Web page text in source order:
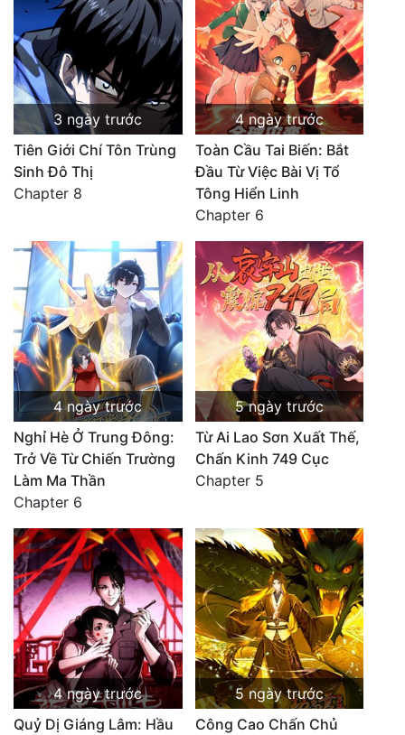
3 ngày trước
Tiên Giới Chí Tôn Trùng
Sinh Đô Thị
Chapter 8
4 ngày trước
Toàn Cầu Tai Biến: Bắt
Đầu Từ Việc Bài Vị Tổ
Tông Hiển Linh
Chapter 6
4 ngày trước
Nghỉ Hè Ở Trung Đông:
Trở Về Từ Chiến Trường
Làm Ma Thần
Chapter 6
5 ngày trước
Từ Ai Lao Sơn Xuất Thế,
Chấn Kinh 749 Cục
Chapter 5
4 ngày trước
Quỷ Dị Giáng Lâm: Hầu
5 ngày trước
Công Cao Chấn Chủ